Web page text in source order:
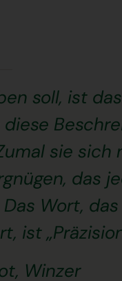
soll, ist
sie sich
das
Wort,
ist
Winzer